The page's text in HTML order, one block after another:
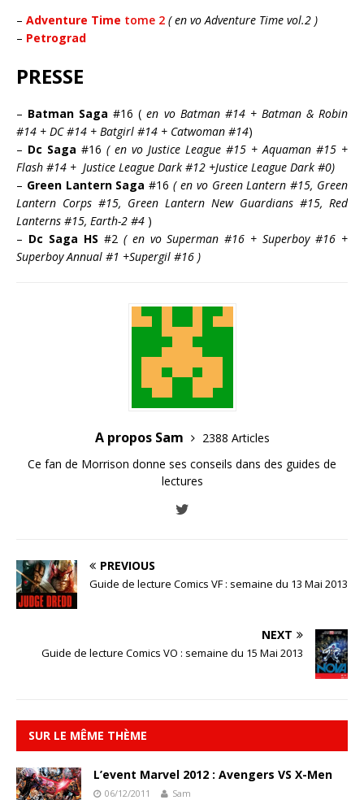
– Adventure Time tome 2 ( en vo Adventure Time vol.2 )
– Petrograd
PRESSE
– Batman Saga #16 (en vo Batman #14 + Batman & Robin
#14 + DC #14 + Batgirl #14 + Catwoman #14)
– Dc Saga #16 ( en vo Justice League #15 + Aquaman #15 +
Flash #14 + Justice League Dark #12 +Justice League Dark #0)
– Green Lantern Saga #16( en vo Green Lantern #15, Green
Lantern Corps #15, Green Lantern New Guardians #15, Red
Lanterns #15, Earth-2 #4 )
– Dc Saga HS #2 ( en vo Superman #16 + Superboy #16 +
Superboy Annual #1 +Supergil #16 )
A propos Sam
2388 Articles
Ce fan de Morrison donne ses conseils dans des guides de
lectures
PREVIOUS
Guide de lecture Comics VF : semaine du 13 Mai 2013
NEXT
Guide de lecture Comics VO : semaine du 15 Mai 2013
SUR LE MÊME THÈME
L’event Marvel 2012 : Avengers VS X-Men
06/12/2011 Sam